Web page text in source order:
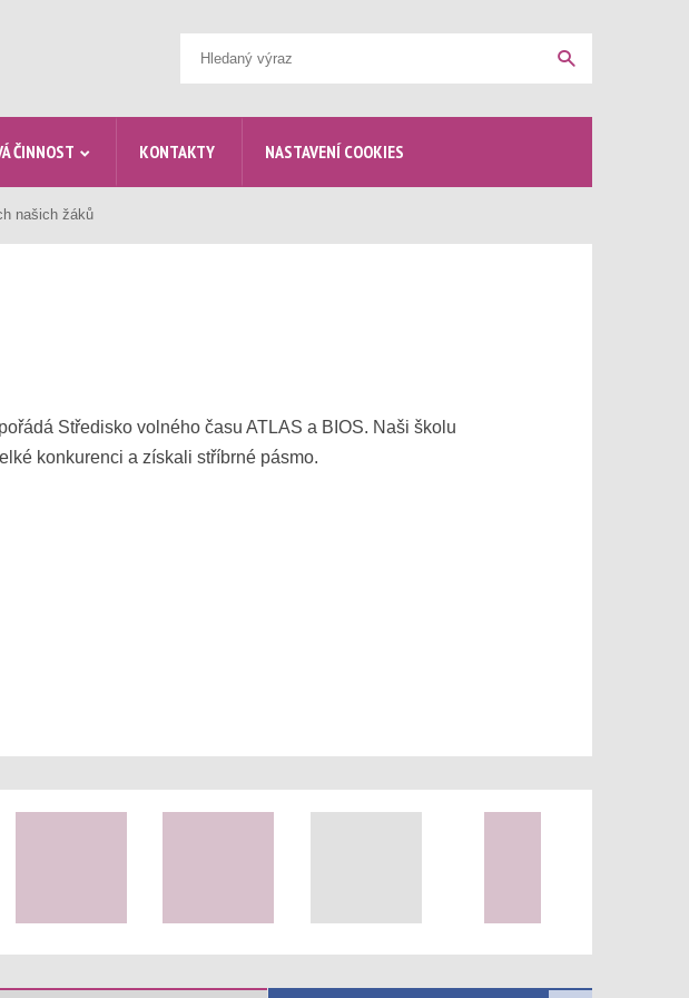
Hledat
ČINNOST KONTAKTY NASTAVENÍ COOKIES
našich žáků
Středisko volného času ATLAS a BIOS. Naši školu
konkurenci a získali stříbrné pásmo.